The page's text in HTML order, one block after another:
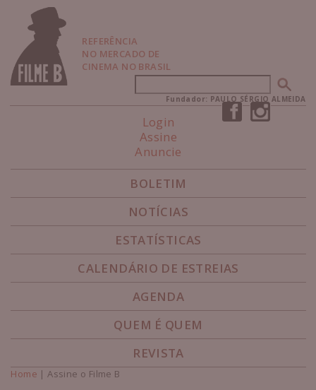
REFERÊNCIA
NO MERCADO DE
CINEMA NO BRASIL
Formulário de busca
Fundador: PAULO SÉRGIO ALMEIDA
Login
Assine
Anuncie
BOLETIM
NOTÍCIAS
ESTATÍSTICAS
CALENDÁRIO DE ESTREIAS
AGENDA
QUEM É QUEM
REVISTA
Você está aqui
Home | Assine o Filme B